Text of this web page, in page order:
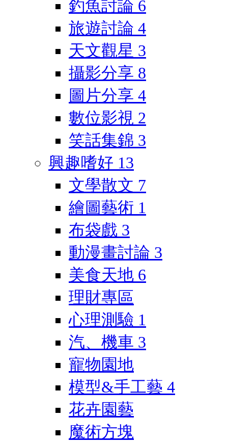
釣魚討論 6
旅遊討論 4
天文觀星 3
攝影分享 8
圖片分享 4
數位影視 2
笑話集錦 3
興趣嗜好 13
文學散文 7
繪圖藝術 1
布袋戲 3
動漫畫討論 3
美食天地 6
理財專區
心理測驗 1
汽、機車 3
寵物園地
模型&手工藝 4
花卉園藝
魔術方塊